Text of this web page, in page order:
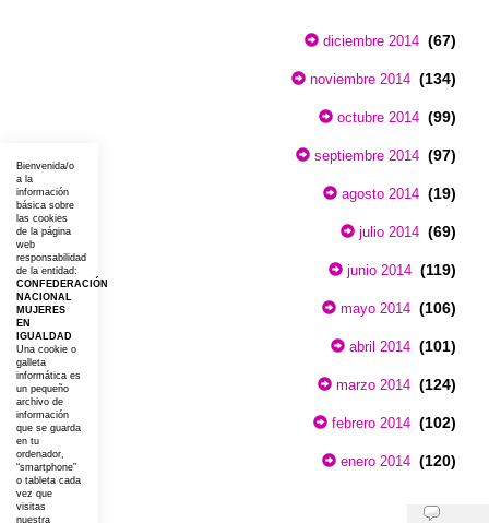
diciembre 2014 (67)
noviembre 2014 (134)
octubre 2014 (99)
septiembre 2014 (97)
agosto 2014 (19)
julio 2014 (69)
junio 2014 (119)
mayo 2014 (106)
abril 2014 (101)
marzo 2014 (124)
febrero 2014 (102)
enero 2014 (120)
Bienvenida/o
a la
información
básica sobre
las cookies
de la página
web
responsabilidad
de la entidad:
CONFEDERACIÓN
NACIONAL
MUJERES
EN
IGUALDAD
Una cookie o
galleta
informática es
un pequeño
archivo de
información
que se guarda
en tu
ordenador,
“smartphone”
o tableta cada
vez que
visitas
nuestra